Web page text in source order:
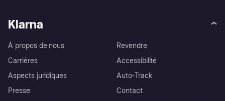
Klarna
À propos de nous
Carrières
Aspects juridiques
Presse
Revendre
Accessibilité
Auto-Track
Contact